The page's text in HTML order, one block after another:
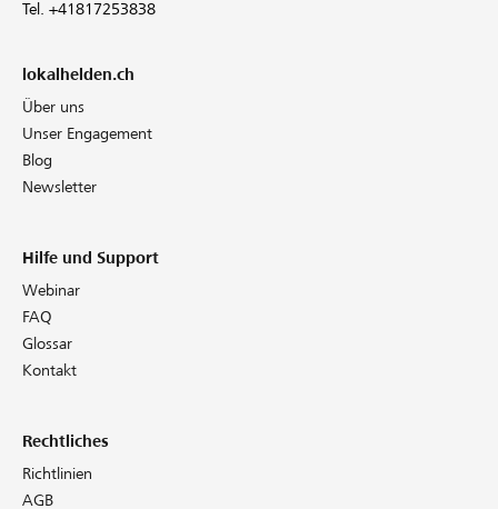
Tel. +41817253838
lokalhelden.ch
Über uns
Unser Engagement
Blog
Newsletter
Hilfe und Support
Webinar
FAQ
Glossar
Kontakt
Rechtliches
Richtlinien
AGB